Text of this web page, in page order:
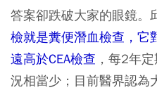
答案卻跌破大家的眼鏡。
檢就是糞便潛血檢查，它
遠高於CEA檢查 ，每2年
況相當少；目前醫界認為